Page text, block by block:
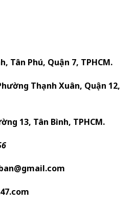
Tân Phú, Quận 7, TPHCM.
Thạnh Xuân, Quận 12,
13, Tân Bình, TPHCM.